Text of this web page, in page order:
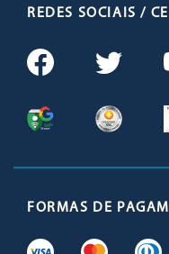
REDES SOCIAIS /
FORMAS DE